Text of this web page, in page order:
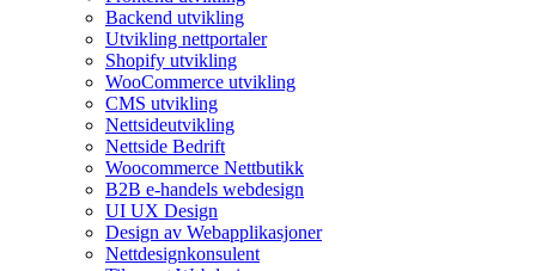
Backend utvikling
Utvikling nettportaler
Shopify utvikling
WooCommerce utvikling
CMS utvikling
Nettsideutvikling
Nettside Bedrift
Woocommerce Nettbutikk
B2B e-handels webdesign
UI UX Design
Design av Webapplikasjoner
Nettdesignkonsulent